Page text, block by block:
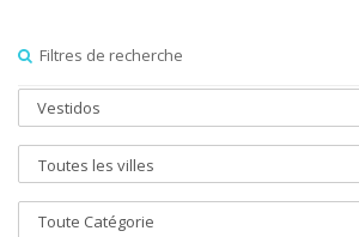
Filtres de recherche